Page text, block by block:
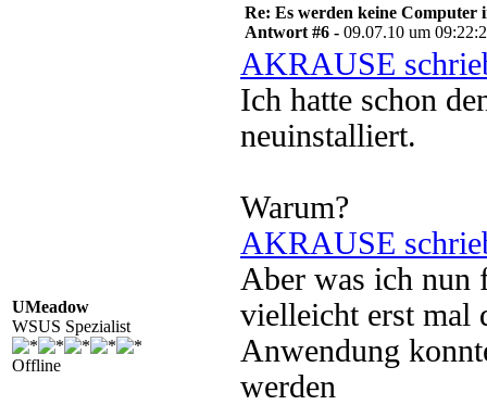
UMeadow
WSUS Spezialist
Offline
Re: Es werden keine Computer
Antwort #6 - 09.07.10 um
AKRAUSE
Ich hatte schon
neuinstalliert.
Warum?
AKRAUSE
Aber was ich nun
vielleicht erst mal
Anwendung
werden